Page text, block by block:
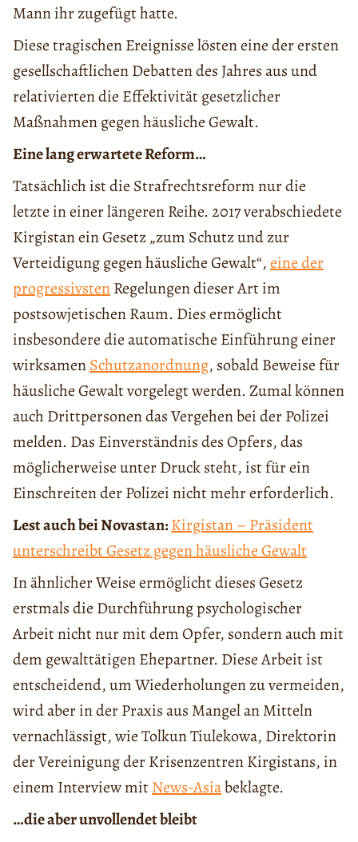
Mann ihr zugefügt hatte.
Diese tragischen Ereignisse lösten eine der ersten
gesellschaftlichen Debatten des Jahres aus und
relativierten die Effektivität gesetzlicher
Maßnahmen gegen häusliche Gewalt.
Eine lang erwartete Reform…
Tatsächlich ist die Strafrechtsreform nur die
letzte in einer längeren Reihe. 2017 verabschiedete
Kirgistan ein Gesetz „zum Schutz und zur
Verteidigung gegen häusliche Gewalt“,eine der
progressivstenRegelungen dieser Art im
postsowjetischen Raum. Dies ermöglicht
insbesondere die automatische Einführung einer
wirksamenSchutzanordnung, sobald Beweise für
häusliche Gewalt vorgelegt werden. Zumal können
auch Drittpersonen das Vergehen bei der Polizei
melden. Das Einverständnis des Opfers, das
möglicherweise unter Druck steht, ist für ein
Einschreiten der Polizei nicht mehr erforderlich.
Lest auch bei Novastan:Kirgistan – Präsident
unterschreibt Gesetz gegen häusliche Gewalt
In ähnlicher Weise ermöglicht dieses Gesetz
erstmals die Durchführung psychologischer
Arbeit nicht nur mit dem Opfer, sondern auch mit
dem gewalttätigen Ehepartner. Diese Arbeit ist
entscheidend, um Wiederholungen zu vermeiden,
wird aber in der Praxis aus Mangel an Mitteln
vernachlässigt, wie Tolkun Tiulekowa, Direktorin
der Vereinigung der Krisenzentren Kirgistans, in
einem Interview mitNews-Asiabeklagte.
…die aber unvollendet bleibt